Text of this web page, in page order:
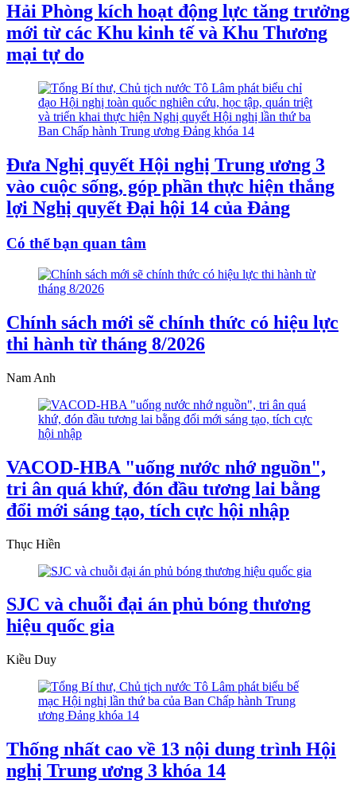
Hải Phòng kích hoạt động lực tăng trưởng
mới từ các Khu kinh tế và Khu Thương
mại tự do
Đưa Nghị quyết Hội nghị Trung ương 3
vào cuộc sống, góp phần thực hiện thắng
lợi Nghị quyết Đại hội 14 của Đảng
Có thể bạn quan tâm
Chính sách mới sẽ chính thức có hiệu lực
thi hành từ tháng 8/2026
Nam Anh
VACOD-HBA "uống nước nhớ nguồn",
tri ân quá khứ, đón đầu tương lai bằng
đổi mới sáng tạo, tích cực hội nhập
Thục Hiền
SJC và chuỗi đại án phủ bóng thương
hiệu quốc gia
Kiều Duy
Thống nhất cao về 13 nội dung trình Hội
nghị Trung ương 3 khóa 14